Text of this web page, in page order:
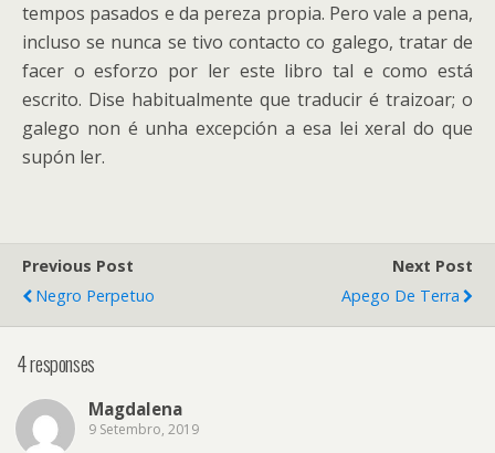
tempos pasados e da pereza propia. Pero vale a pena,
incluso se nunca se tivo contacto co galego, tratar de
facer o esforzo por ler este libro tal e como está
escrito. Dise habitualmente que traducir é traizoar; o
galego non é unha excepción a esa lei xeral do que
supón ler.
Previous Post
Negro Perpetuo
Next Post
Apego De Terra
4 responses
Magdalena
9 Setembro, 2019